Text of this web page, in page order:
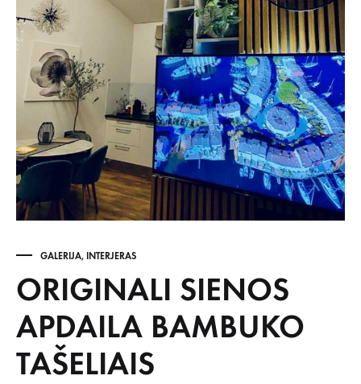
GALERIJA, INTERJERAS
ORIGINALI SIENOS
APDAILA BAMBUKO
TAŠELIAIS